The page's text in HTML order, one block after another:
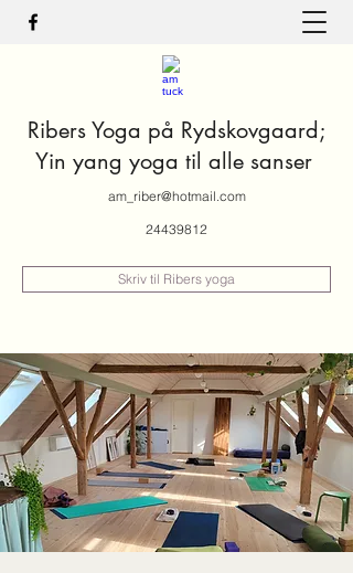
Ribers Yoga på Rydskovgaard;
Yin yang yoga til alle sanser
am_riber@hotmail.com
24439812
Skriv til Ribers yoga